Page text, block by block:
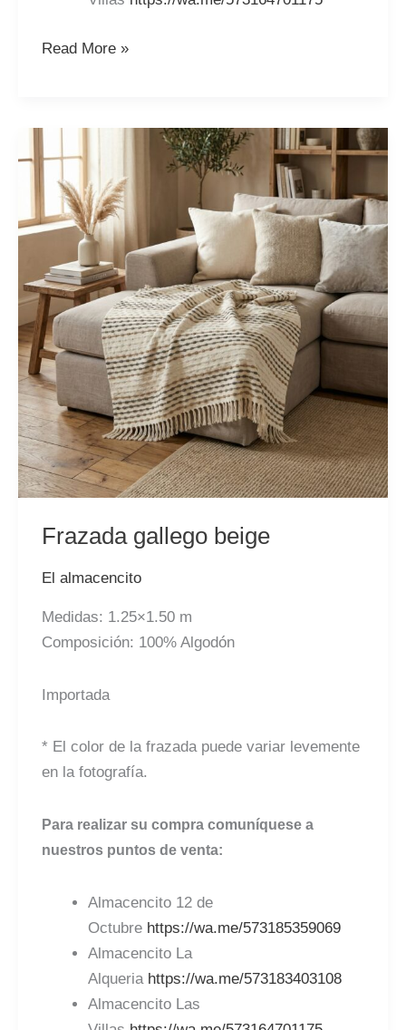
Read More »
Frazada gallego beige
El almacencito
Medidas: 1.25×1.50 m
Composición: 100% Algodón
Importada
* El color de la frazada puede variar levemente
en la fotografía.
Para realizar su compra comuníquese a
nuestros puntos de venta:
Almacencito 12 de
Octubre https://wa.me/573185359069
Almacencito La
Alqueria https://wa.me/573183403108
Almacencito Las
Frazada
gallego
beige